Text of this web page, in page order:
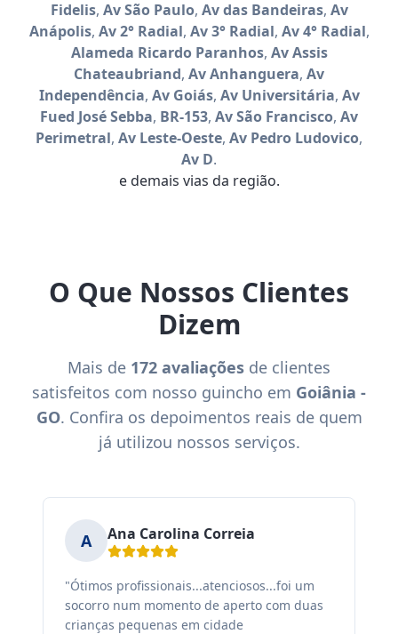
Fidelis, Av São Paulo, Av das Bandeiras, Av
Anápolis, Av 2° Radial, Av 3° Radial, Av 4° Radial,
Alameda Ricardo Paranhos, Av Assis
Chateaubriand, Av Anhanguera, Av
Independência, Av Goiás, Av Universitária, Av
Fued José Sebba, BR-153, Av São Francisco, Av
Perimetral, Av Leste-Oeste, Av Pedro Ludovico,
Av D.
e demais vias da região.
O Que Nossos Clientes
Dizem
Mais de 172 avaliações de clientes
satisfeitos com nosso guincho em Goiânia -
GO. Confira os depoimentos reais de quem
já utilizou nossos serviços.
A Ana Carolina Correia
"Ótimos profissionais...atenciosos...foi um
socorro num momento de aperto com duas
crianças pequenas em cidade